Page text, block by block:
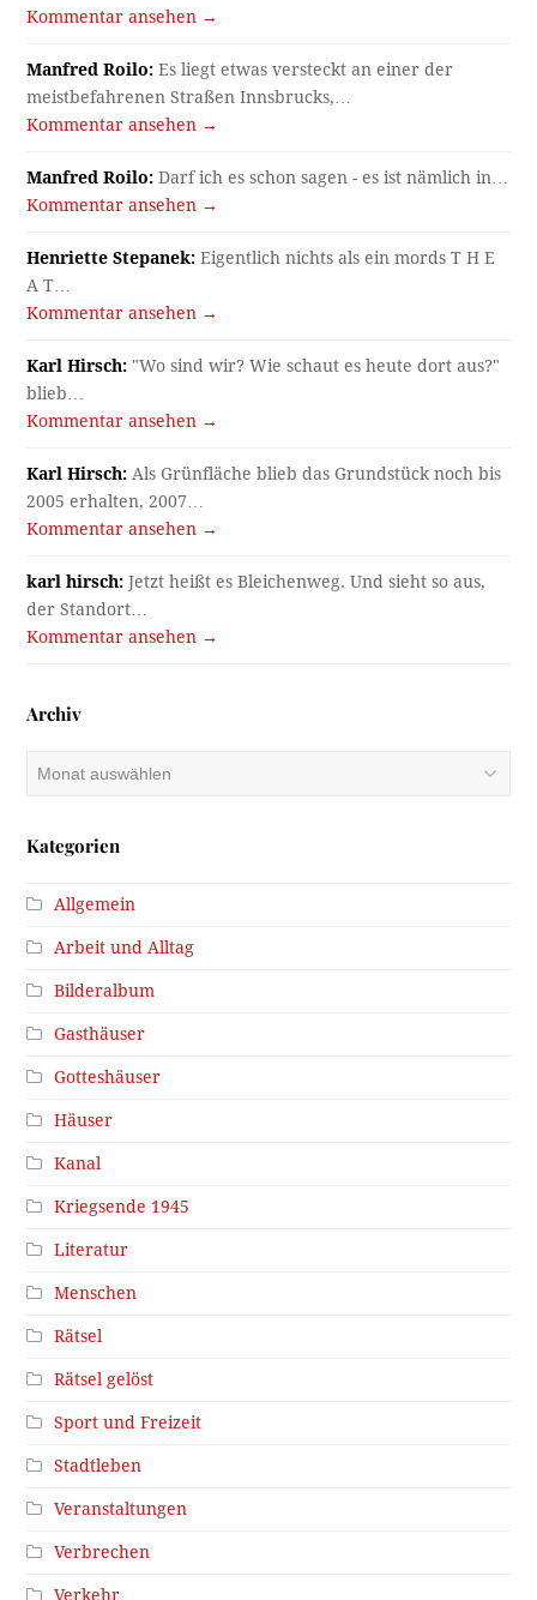
Kommentar ansehen →
Manfred Roilo: Es liegt etwas versteckt an einer der
meistbefahrenen Straßen Innsbrucks,…
Kommentar ansehen →
Manfred Roilo: Darf ich es schon sagen - es ist nämlich in…
Kommentar ansehen →
Henriette Stepanek: Eigentlich nichts als ein mords T H E
A T…
Kommentar ansehen →
Karl Hirsch: "Wo sind wir? Wie schaut es heute dort aus?"
blieb…
Kommentar ansehen →
Karl Hirsch: Als Grünfläche blieb das Grundstück noch bis
2005 erhalten, 2007…
Kommentar ansehen →
karl hirsch: Jetzt heißt es Bleichenweg. Und sieht so aus,
der Standort…
Kommentar ansehen →
Archiv
Kategorien
Allgemein
Arbeit und Alltag
Bilderalbum
Gasthäuser
Gotteshäuser
Häuser
Kanal
Kriegsende 1945
Literatur
Menschen
Rätsel
Rätsel gelöst
Sport und Freizeit
Stadtleben
Veranstaltungen
Verbrechen
Verkehr